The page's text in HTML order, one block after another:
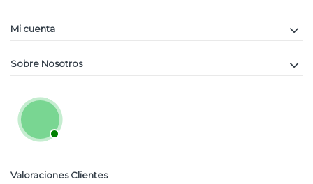
Mi cuenta
Sobre Nosotros
Valoraciones Clientes